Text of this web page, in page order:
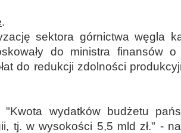
.
sektora górnictwa węgla
do ministra finansów
do redukcji zdolności
wydatków budżetu
tj. w wysokości 5,5 mld zł." -